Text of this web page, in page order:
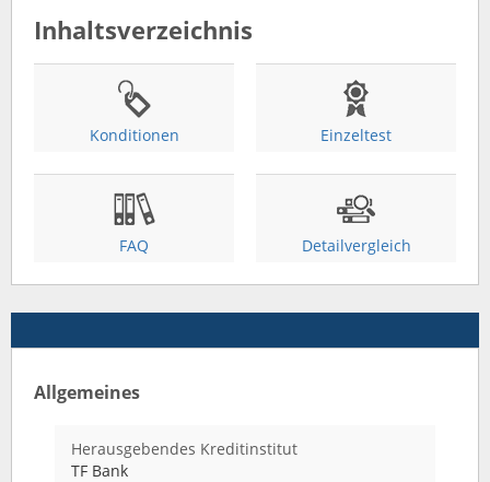
Inhaltsverzeichnis
Konditionen Einzeltest
FAQ Detailvergleich
Allgemeines
Herausgebendes Kreditinstitut
TF Bank